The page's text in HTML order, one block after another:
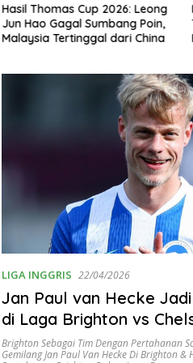
Hasil Thomas Cup 2026: Leong
Jun Hao Gagal Sumbang Poin,
Malaysia Tertinggal dari China
LIGA INGGRIS 22/04/2026
Jan Paul van Hecke
di Laga Brighton vs
Brighton Sebagai Tim Dengan Pertahanan
Gemilang Jan Paul Van Hecke Di Brighton &